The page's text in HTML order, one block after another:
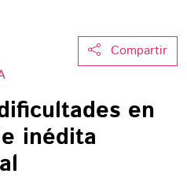
Compartir
en
inédita